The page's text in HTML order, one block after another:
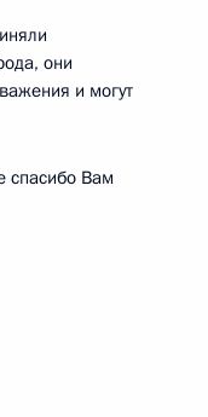
они
и могут
спасибо Вам